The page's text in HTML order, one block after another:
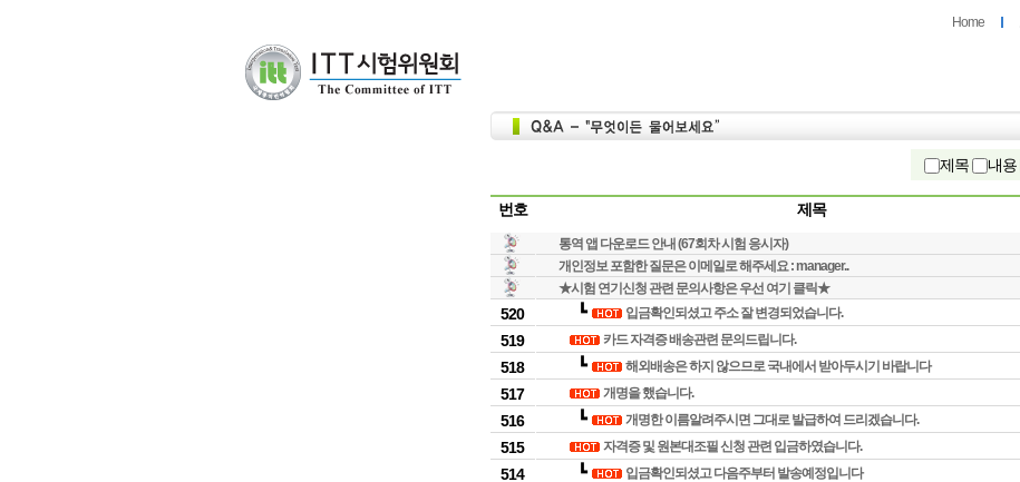
Home
제목 내용
번호 제목
통역 앱 다운로드 안내 (67회차 시험 응시자)
개인정보 포함한 질문은 이메일로 해주세요 : manager..
★시험 연기신청 관련 문의사항은 우선 여기 클릭★
520
┗ 입금확인되셨고 주소 잘 변경되었습니다.
519
카드 자격증 배송관련 문의드립니다.
518
┗ 해외배송은 하지 않으므로 국내에서 받아두시기 바랍니다
517
개명을 했습니다.
516
┗ 개명한 이름알려주시면 그대로 발급하여 드리겠습니다.
515
자격증 및 원본대조필 신청 관련 입금하였습니다.
514
┗ 입금확인되셨고 다음주부터 발송예정입니다